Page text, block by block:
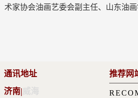
术家协会油画艺委会副主任、山东油画
通讯地址
济南|
推荐网